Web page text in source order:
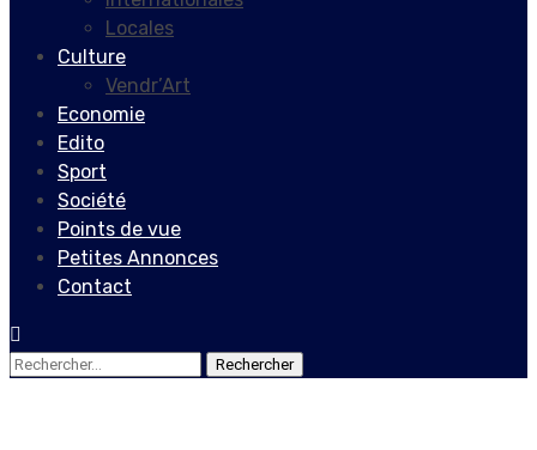
Locales
Culture
Vendr’Art
Economie
Edito
Sport
Société
Points de vue
Petites Annonces
Contact
Rechercher :